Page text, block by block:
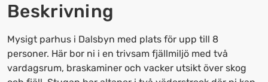
Tryck
på
frågetecknet
för
att
få
frågetecknet
för
att
få
Beskrivning
Mysigt parhus i Dalsbyn med plats för upp till 8
personer. Här bor ni i en trivsam fjällmiljö med två
vardagsrum, braskaminer och vacker utsikt över skog